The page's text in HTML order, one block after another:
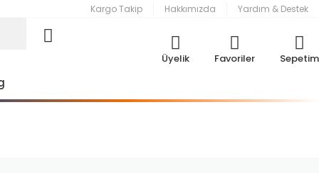
Kargo Takip Hakkımızda Yardım & Destek
Üyelik Favoriler Sepetim